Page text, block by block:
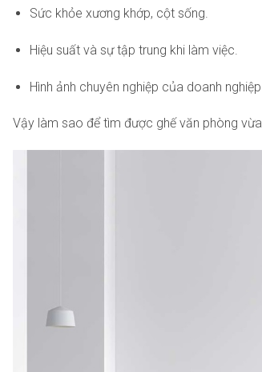
Sức khỏe xương khớp, cột sống.
Hiệu suất và sự tập trung khi làm việc.
Hình ảnh chuyên nghiệp của doanh nghiệp
Vậy làm sao để tìm được ghế văn phòng vừa